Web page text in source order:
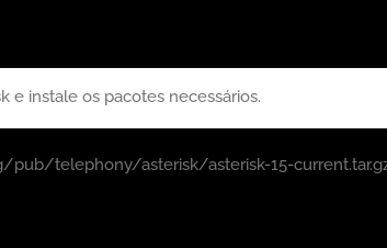
e instale os pacotes necessários.
pub/telephony/asterisk/asterisk-15-